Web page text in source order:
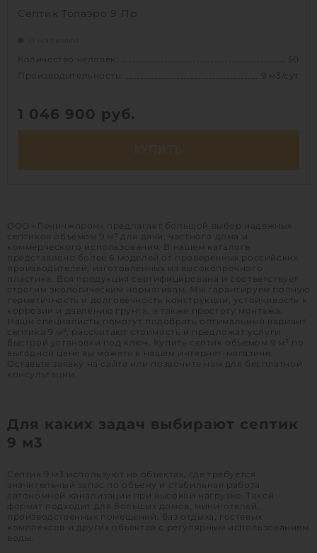
Септик Топаэро 9 Пр
Количество человек:
50
Производительность:
9 м3/сут
Производительность:
9 м3/сут
Энергопотребление:
Д х Ш х В:
Вес:
960 кг
Проживание:
постоянное
1
1 046 900 руб.
ООО «Ленинжпром» предлагает большой выбор надежных
септиков объемом 9 м³ для дачи, частного дома и
коммерческого использования. В нашем каталоге
представлено более 6 моделей от проверенных российских
производителей, изготовленных из высокопрочного
пластика. Вся продукция сертифицирована и соответствует
строгим экологическим нормативам. Мы гарантируем полную
герметичность и долговечность конструкции, устойчивость к
коррозии и давлению грунта, а также простоту монтажа.
Наши специалисты помогут подобрать оптимальный вариант
септика 9 м³, рассчитают стоимость и предложат услуги
быстрой установки под ключ. Купить септик объемом 9 м³ по
выгодной цене вы можете в нашем интернет-магазине.
Оставьте заявку на сайте или позвоните нам для бесплатной
консультации.
Для каких задач выбирают септик
9 м3
Септик 9 м3 используют на объектах, где требуется
значительный запас по объему и стабильная работа
автономной канализации при высокой нагрузке. Такой
формат подходит для больших домов, мини-отелей,
производственных помещений, баз отдыха, гостевых
комплексов и других объектов с регулярным использованием
воды.